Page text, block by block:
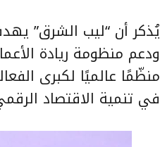
يُذكر أن “ليب الشرق”
ودعم منظومة ريادة
في تنمية الاقتصاد